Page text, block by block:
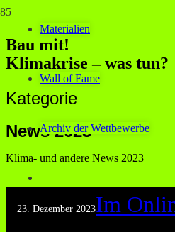
Materialien
Wall of Fame
Archiv der Wettbewerbe
Bau mit!
Klimakrise – was tun?
Kategorie
News 2023
Klima- und andere News 2023
23. Dezember 2023Im